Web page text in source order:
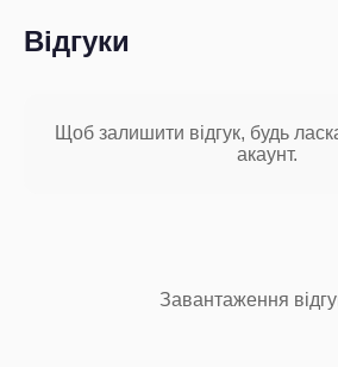
Відгуки
Щоб залишити відгук, будь
акаунт.
Завантаження